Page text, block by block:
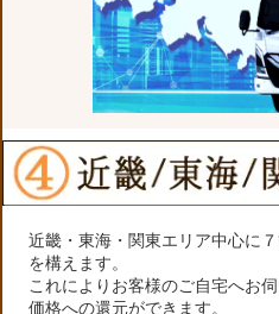
近畿・東海・関東エリア中心に
を構えます。
これによりお客様のご自宅へお
価格への還元ができます。